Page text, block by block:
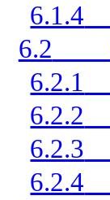
6.1.4
6.2
6.2.1
6.2.2
6.2.3
6.2.4